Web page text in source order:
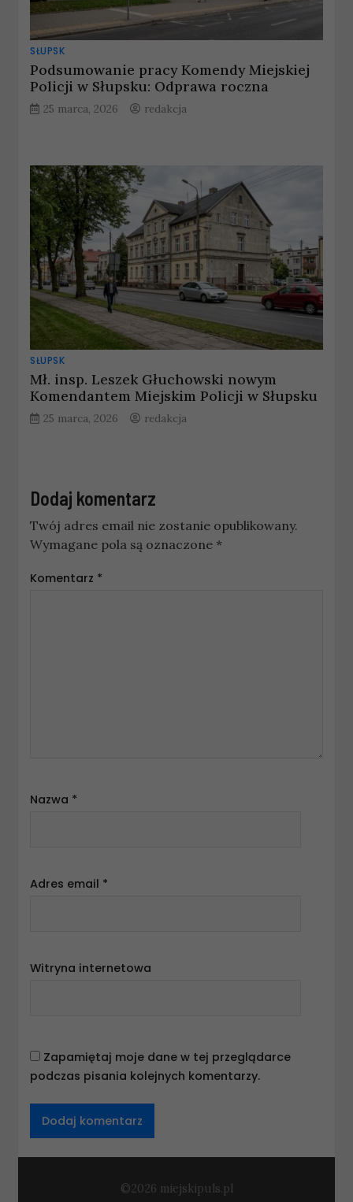
SŁUPSK
Podsumowanie pracy Komendy Miejskiej
Policji w Słupsku: Odprawa roczna
25 marca, 2026 redakcja
SŁUPSK
Mł. insp. Leszek Głuchowski nowym
Komendantem Miejskim Policji w Słupsku
25 marca, 2026 redakcja
Dodaj komentarz
Twój adres email nie zostanie opublikowany.
Wymagane pola są oznaczone *
Komentarz *
Nazwa *
Adres email *
Witryna internetowa
Zapamiętaj moje dane w tej przeglądarce
podczas pisania kolejnych komentarzy.
©2026 miejskipuls.pl